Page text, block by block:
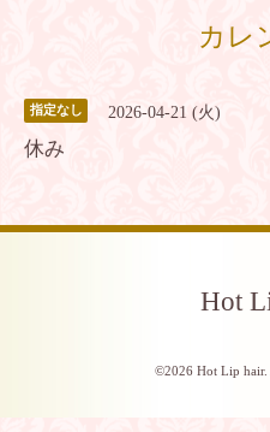
カレ
指定なし 2026-04-21 (火)
休み
Hot
©2026 Hot Lip hair.